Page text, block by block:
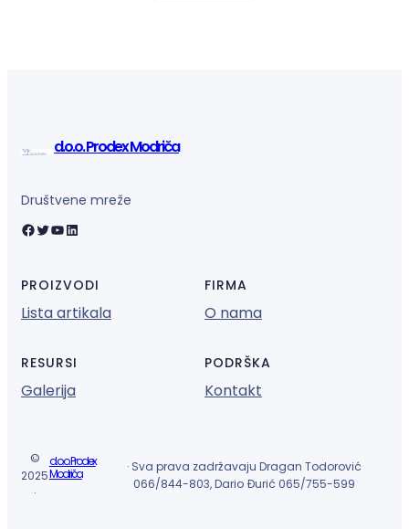
d.o.o. Prodex Modriča
Društvene mreže
Facebook Twitter YouTube LinkedIn
PROIZVODI
Lista artikala
FIRMA
O nama
RESURSI
Galerija
PODRŠKA
Kontakt
©
2025
·
d.o.o. Prodex
Modriča
· Sva prava zadržavaju Dragan Todorović
066/844-803, Dario Đurić 065/755-599